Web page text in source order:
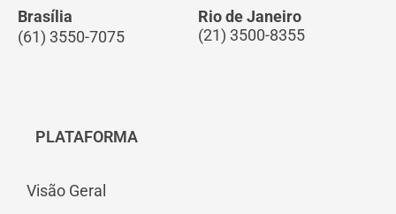
Brasília
(61) 3550-7075
Rio de Janeiro
(21) 3500-8355
PLATAFORMA
Visão Geral